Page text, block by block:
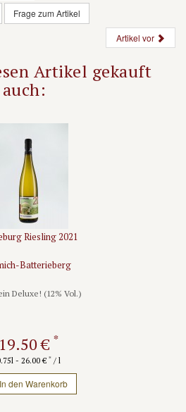
Frage zum Artikel
Artikel vor
Artikel gekauft
Riesling 2021
Batterieberg
Deluxe! (12% Vol.)
19.50 € *
- 26.00 € */ l
In den Warenkorb